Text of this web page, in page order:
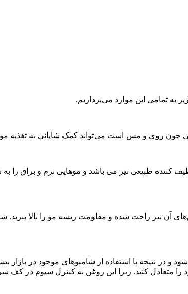
به تمامی این موارد می‌پردازیم.
کننده طبیعی نیز می باشد و موهایی نرم و براق
نیز راحت شده و مقاومت ریشه مو را بالا ببرید.
نتیجه با استفاده از شامپوهای موجود در بازار
متعادل کنید. زیرا این روغن به کنترل سبوم در کف